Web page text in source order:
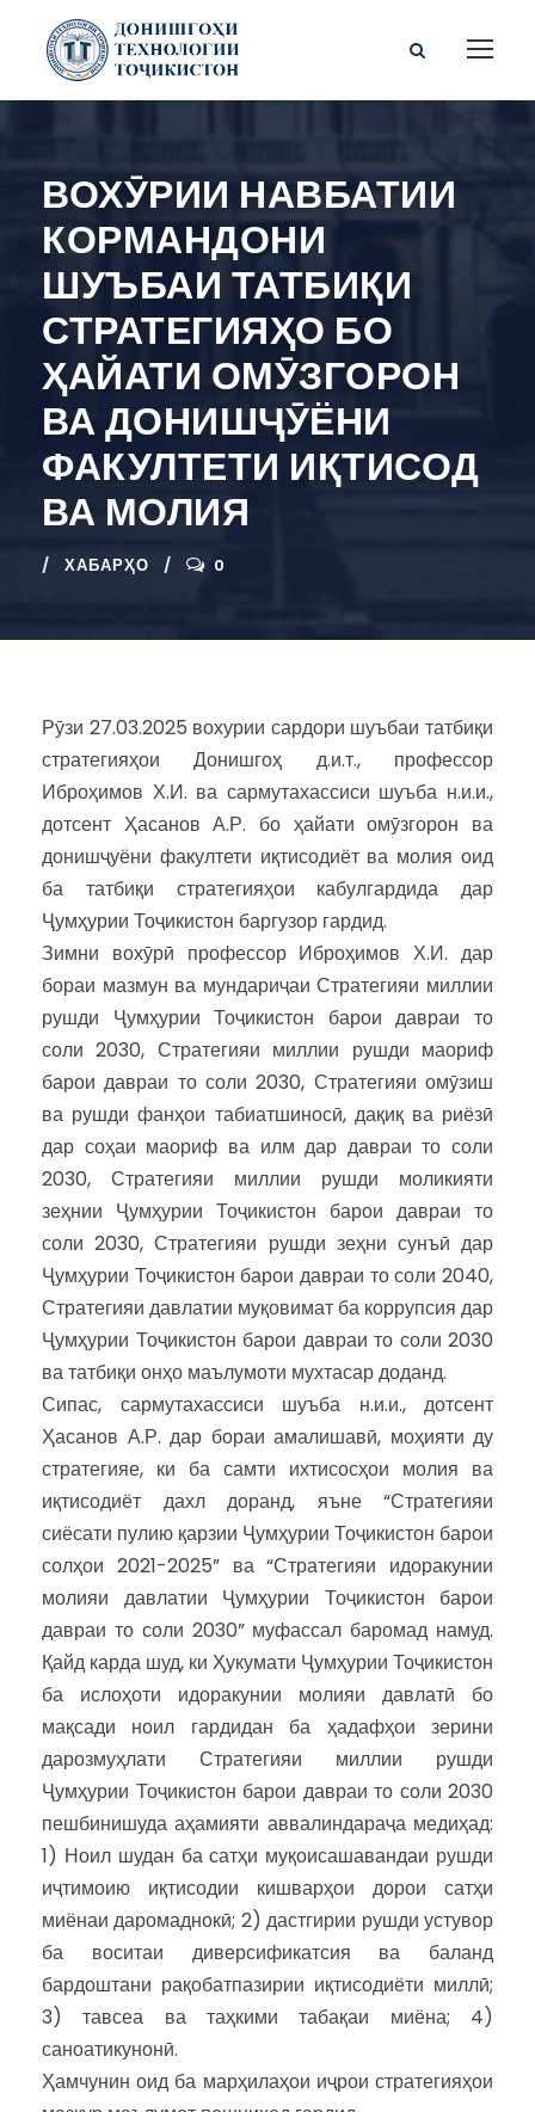
ВОХӮРИИ НАВБАТИИ
КОРМАНДОНИ
ШУЪБАИ ТАТБИҚИ
СТРАТЕГИЯҲО БО
ҲАЙАТИ ОМӮЗГОРОН
ВА ДОНИШҶӮЁНИ
ФАКУЛТЕТИ ИҚТИСОД
ВА МОЛИЯ
ХАБАРҲО 0
Рӯзи 27.03.2025 вохурии сардори шуъбаи татбиқи
стратегияҳои Донишгоҳ д.и.т., профессор
Иброҳимов Х.И. ва сармутахассиси шуъба н.и.и.,
дотсент Ҳасанов А.Р. бо ҳайати омӯзгорон ва
донишҷуёни факултети иқтисодиёт ва молия оид
ба татбиқи стратегияҳои кабулгардида дар
Ҷумҳурии Тоҷикистон баргузор гардид.
Зимни вохӯрӣ профессор Иброҳимов Х.И. дар
бораи мазмун ва мундариҷаи Стратегияи миллии
рушди Ҷумҳурии Тоҷикистон барои давраи то
соли 2030, Стратегияи миллии рушди маориф
барои давраи то соли 2030, Стратегияи омӯзиш
ва рушди фанҳои табиатшиносӣ, дақиқ ва риёзӣ
дар соҳаи маориф ва илм дар давраи то соли
2030, Стратегияи миллии рушди моликияти
зеҳнии Ҷумҳурии Тоҷикистон барои давраи то
соли 2030, Стратегияи рушди зеҳни сунъӣ дар
Ҷумҳурии Тоҷикистон барои давраи то соли 2040,
Стратегияи давлатии муқовимат ба коррупсия дар
Ҷумҳурии Тоҷикистон барои давраи то соли 2030
ва татбиқи онҳо маълумоти мухтасар доданд.
Сипас, сармутахассиси шуъба н.и.и., дотсент
Ҳасанов А.Р. дар бораи амалишавӣ, моҳияти ду
стратегияе, ки ба самти ихтисосҳои молия ва
иқтисодиёт дахл доранд, яъне “Стратегияи
сиёсати пулию қарзии Ҷумҳурии Тоҷикистон барои
солҳои 2021-2025” ва “Стратегияи идоракунии
молияи давлатии Ҷумҳурии Тоҷикистон барои
давраи то соли 2030” муфассал баромад намуд.
Қайд карда шуд, ки Ҳукумати Ҷумҳурии Тоҷикистон
ба ислоҳоти идоракунии молияи давлатӣ бо
мақсади ноил гардидан ба ҳадафҳои зерини
дарозмуҳлати Стратегияи миллии рушди
Ҷумҳурии Тоҷикистон барои давраи то соли 2030
пешбинишуда аҳамияти аввалиндараҷа медиҳад:
1) Ноил шудан ба сатҳи муқоисашавандаи рушди
иҷтимоию иқтисодии кишварҳои дорои сатҳи
миёнаи даромаднокӣ; 2) дастгирии рушди устувор
ба воситаи диверсификатсия ва баланд
бардоштани рақобатпазирии иқтисодиёти миллӣ;
3) тавсеа ва таҳкими табақаи миёна; 4)
саноатикунонӣ.
Ҳамчунин оид ба марҳилаҳои иҷрои стратегияҳои